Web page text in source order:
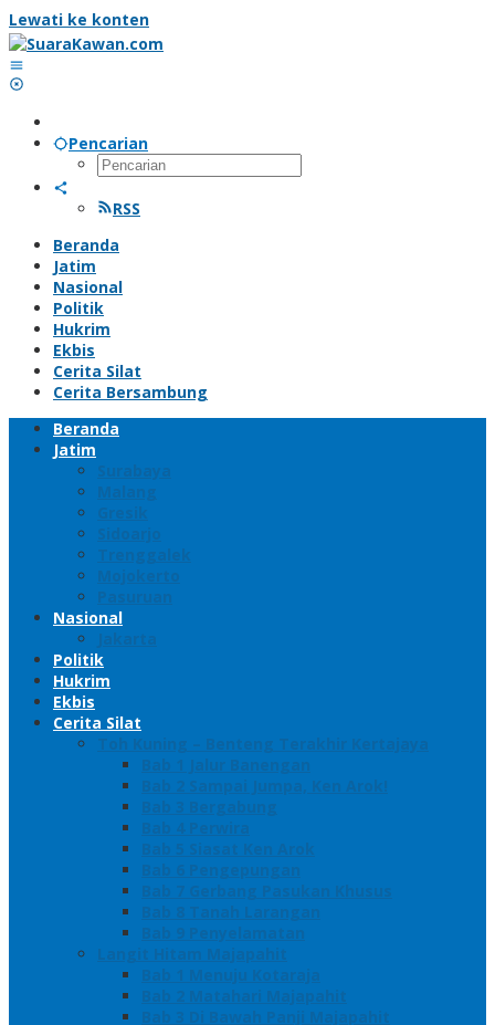
Lewati ke konten
Pencarian
RSS
Beranda
Jatim
Nasional
Politik
Hukrim
Ekbis
Cerita Silat
Cerita Bersambung
Beranda
Jatim
Surabaya
Malang
Gresik
Sidoarjo
Trenggalek
Mojokerto
Pasuruan
Nasional
Jakarta
Politik
Hukrim
Ekbis
Cerita Silat
Toh Kuning – Benteng Terakhir Kertajaya
Bab 1 Jalur Banengan
Bab 2 Sampai Jumpa, Ken Arok!
Bab 3 Bergabung
Bab 4 Perwira
Bab 5 Siasat Ken Arok
Bab 6 Pengepungan
Bab 7 Gerbang Pasukan Khusus
Bab 8 Tanah Larangan
Bab 9 Penyelamatan
Langit Hitam Majapahit
Bab 1 Menuju Kotaraja
Bab 2 Matahari Majapahit
Bab 3 Di Bawah Panji Majapahit